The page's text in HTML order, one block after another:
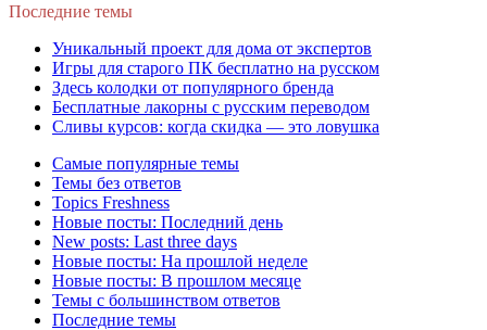
Последние темы
Уникальный проект для дома от экспертов
Игры для старого ПК бесплатно на русском
Здесь колодки от популярного бренда
Бесплатные лакорны с русским переводом
Сливы курсов: когда скидка — это ловушка
Самые популярные темы
Темы без ответов
Topics Freshness
Новые посты: Последний день
New posts: Last three days
Новые посты: На прошлой неделе
Новые посты: В прошлом месяце
Темы с большинством ответов
Последние темы